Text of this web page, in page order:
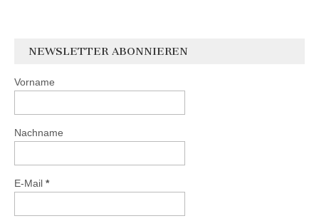
NEWSLETTER ABONNIEREN
Vorname
Nachname
E-Mail *